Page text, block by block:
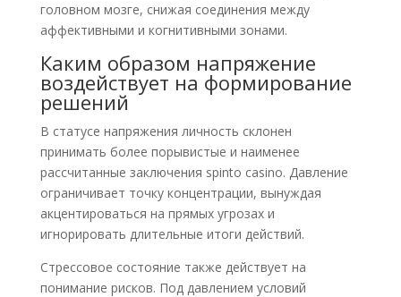
головном мозге, снижая соединения между
аффективными и когнитивными зонами.
Каким образом напряжение
воздействует на формирование
решений
В статусе напряжения личность склонен
принимать более порывистые и наименее
рассчитанные заключения spinto casino. Давление
ограничивает точку концентрации, вынуждая
акцентироваться на прямых угрозах и
игнорировать длительные итоги действий.
Стрессовое состояние также действует на
понимание рисков. Под давлением условий